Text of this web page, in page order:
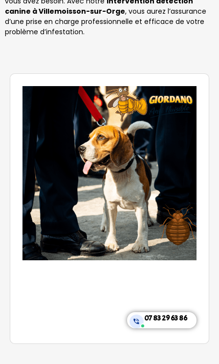
canine à Villemoisson-sur-Orge, vous aurez l’assurance
d’une prise en charge professionnelle et efficace de votre
problème d’infestation.
07 83 29 63 86